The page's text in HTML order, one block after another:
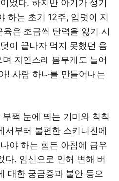
었다. 하지만 아기가 생기
하는 초기 12주, 입덧이 지
은 조금씩 탄력을 잃기 시
이 끝나자 먹지 못했던 음
자연스레 몸무게도 늘어
! 사람 하나를 만들어내는
쩍 눈에 띄는 기미와 칙칙
서부터 불편한 스키니진에
야 하는 힘든 아침에 급우
다. 임신으로 인해 변해 버
대한 궁금증과 불안 등으